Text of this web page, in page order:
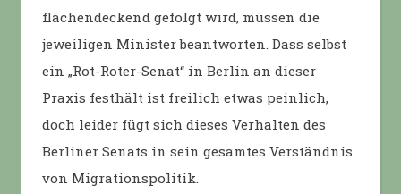
flächendeckend gefolgt wird, müssen die
jeweiligen Minister beantworten. Dass selbst
ein „Rot-Roter-Senat“ in Berlin an dieser
Praxis festhält ist freilich etwas peinlich,
doch leider fügt sich dieses Verhalten des
Berliner Senats in sein gesamtes Verständnis
von Migrationspolitik.